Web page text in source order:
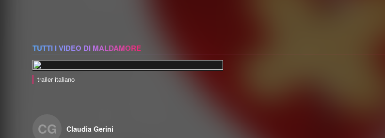
TUTTI I VIDEO DI MALDAMORE
trailer italiano
CG Claudia Gerini